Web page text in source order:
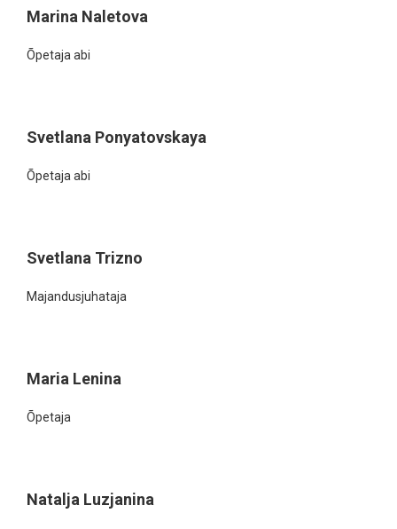
Marina Naletova
Õpetaja abi
Svetlana Ponyatovskaya
Õpetaja abi
Svetlana Trizno
Majandusjuhataja
Maria Lenina
Õpetaja
Natalja Luzjanina